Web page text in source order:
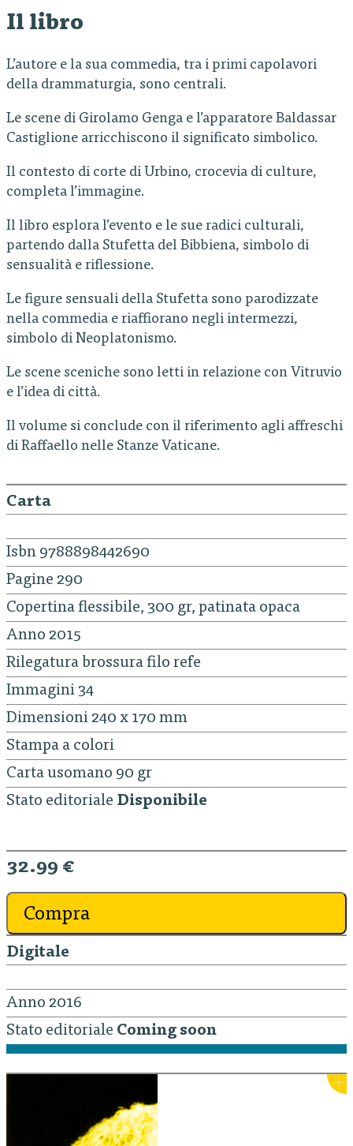
Il libro
L’autore e la sua commedia, tra i primi capolavori
della drammaturgia, sono centrali.
Le scene di Girolamo Genga e l’apparatore Baldassar
Castiglione arricchiscono il significato simbolico.
Il contesto di corte di Urbino, crocevia di culture,
completa l’immagine.
Il libro esplora l’evento e le sue radici culturali,
partendo dalla Stufetta del Bibbiena, simbolo di
sensualità e riflessione.
Le figure sensuali della Stufetta sono parodizzate
nella commedia e riaffiorano negli intermezzi,
simbolo di Neoplatonismo.
Le scene sceniche sono letti in relazione con Vitruvio
e l’idea di città.
Il volume si conclude con il riferimento agli affreschi
di Raffaello nelle Stanze Vaticane.
Carta
Isbn 9788898442690
Pagine 290
Copertina flessibile, 300 gr, patinata opaca
Anno 2015
Rilegatura brossura filo refe
Immagini 34
Dimensioni 240 x 170 mm
Stampa a colori
Carta usomano 90 gr
Stato editoriale Disponibile
32.99 €
Compra
Digitale
Anno 2016
Stato editoriale Coming soon